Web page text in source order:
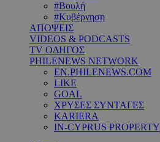
#Βουλή
#Κυβέρνηση
ΑΠΟΨΕΙΣ
VIDEOS & PODCASTS
TV ΟΔΗΓΟΣ
PHILENEWS NETWORK
EN.PHILENEWS.COM
LIKE
GOAL
ΧΡΥΣΕΣ ΣΥΝΤΑΓΕΣ
KARIERA
IN-CYPRUS PROPERTY